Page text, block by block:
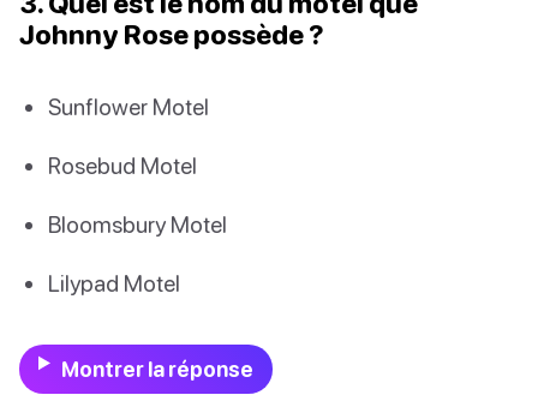
Johnny Rose possède ?
Sunflower Motel
Rosebud Motel
Bloomsbury Motel
Lilypad Motel
Montrer la réponse